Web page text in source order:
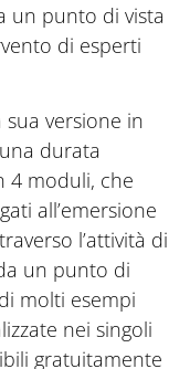
un punto di vista
di esperti
versione in
durata
4 moduli, che
all’emersione
l’attività di
un punto di
molti esempi
nei singoli
gratuitamente